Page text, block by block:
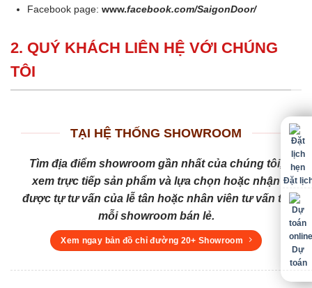
Facebook page:www.facebook.com/SaigonDoor/
2. QUÝ KHÁCH LIÊN HỆ VỚI CHÚNG
TÔI
TẠI HỆ THỐNG SHOWROOM
Tìm địa điểm showroom gần nhất của chúng tôi,
xem trực tiếp sản phẩm và lựa chọn hoặc nhận
được tự tư vấn của lễ tân hoặc nhân viên tư vấn tại
mỗi showroom bán lẻ.
Xem ngay bản đồ chỉ đường 20+ Showroom
Đặt
Dự
toán